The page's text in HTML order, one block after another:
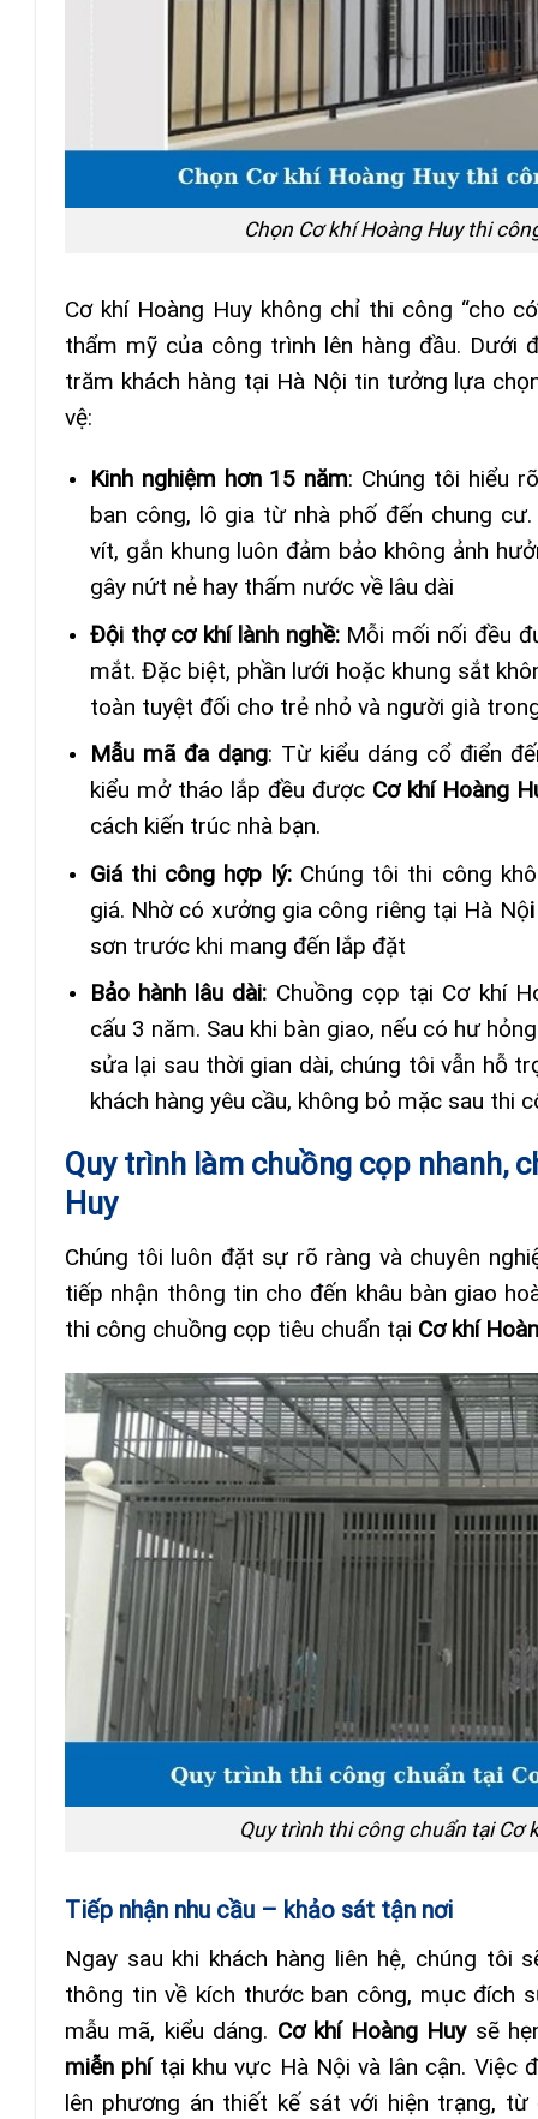
Chọn Cơ khí Hoàng Huy thi
Cơ khí Hoàng Huy không chỉ thi công “cho
thẩm mỹ của công trình lên hàng đầu. Dưới
trăm khách hàng tại Hà Nội tin tưởng lựa
vệ:
Kinh nghiệm hơn 15 năm: Chúng tôi hiểu
ban công, lô gia từ nhà phố đến chung
vít, gắn khung luôn đảm bảo không ảnh
gây nứt nẻ hay thấm nước về lâu dài
Đội thợ cơ khí lành nghề: Mỗi mối nối đều
mắt. Đặc biệt, phần lưới hoặc khung sắt
toàn tuyệt đối cho trẻ nhỏ và người già
Mẫu mã đa dạng: Từ kiểu dáng cổ điển
kiểu mở tháo lắp đều được Cơ khí Hoàng
cách kiến trúc nhà bạn.
Giá thi công hợp lý: Chúng tôi thi công
giá. Nhờ có xưởng gia công riêng tại Hà Nội
sơn trước khi mang đến lắp đặt
Bảo hành lâu dài: Chuồng cọp tại Cơ khí
cấu 3 năm. Sau khi bàn giao, nếu có hư
sửa lại sau thời gian dài, chúng tôi vẫn hỗ
khách hàng yêu cầu, không bỏ mặc sau thi
Quy trình làm chuồng cọp nhanh,
Huy
Chúng tôi luôn đặt sự rõ ràng và chuyên
tiếp nhận thông tin cho đến khâu bàn giao
thi công chuồng cọp tiêu chuẩn tại Cơ khí
Quy trình thi công chuẩn tại Cơ
Tiếp nhận nhu cầu – khảo sát tận nơi
Ngay sau khi khách hàng liên hệ, chúng tôi
thông tin về kích thước ban công, mục đích
mẫu mã, kiểu dáng. Cơ khí Hoàng Huysẽ
miễn phítại khu vực Hà Nội và lân cận. Việc
lên phương án thiết kế sát với hiện trạng,